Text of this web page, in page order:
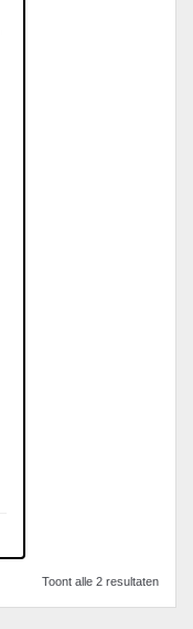
Toont alle 2 resultaten